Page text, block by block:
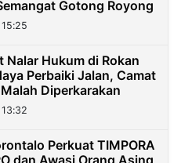
Gotong Royong
Nalar Hukum di Rokan
Perbaiki Jalan, Camat
Diperkarakan
Perkuat TIMPORA
dan Awasi Orang Asing